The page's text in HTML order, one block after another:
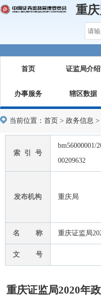
重
首页 证监局介绍
办事服务 辖区数据
当前位置： 首页 > 政务信息 >
索 引 号
bm56000001/
00209632
发布机构 重庆局
名 称 重庆证监局
文 号
重庆证监局2020年